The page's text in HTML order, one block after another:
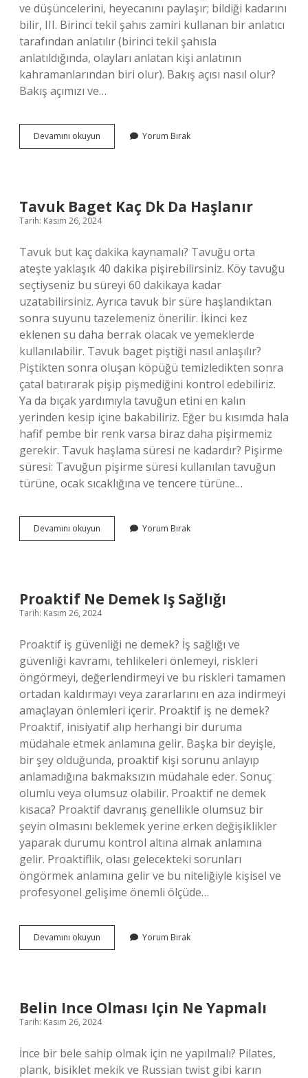
ve düşüncelerini, heyecanını paylaşır; bildiği kadarını
bilir, III. Birinci tekil şahıs zamiri kullanan bir anlatıcı
tarafından anlatılır (birinci tekil şahısla
anlatıldığında, olayları anlatan kişi anlatının
kahramanlarından biri olur). Bakış açısı nasıl olur?
Bakış açımızı ve…
Devamını okuyun Metinde
Bakış
Yorum Bırak
Tavuk Baget Kaç Dk Da Haşlanır
Tarih: Kasım 26, 2024
Tavuk but kaç dakika kaynamalı? Tavuğu orta
ateşte yaklaşık 40 dakika pişirebilirsiniz. Köy tavuğu
seçtiyseniz bu süreyi 60 dakikaya kadar
uzatabilirsiniz. Ayrıca tavuk bir süre haşlandıktan
sonra suyunu tazelemeniz önerilir. İkinci kez
eklenen su daha berrak olacak ve yemeklerde
kullanılabilir. Tavuk baget piştiği nasıl anlaşılır?
Piştikten sonra oluşan köpüğü temizledikten sonra
çatal batırarak pişip pişmediğini kontrol edebiliriz.
Ya da bıçak yardımıyla tavuğun etini en kalın
yerinden kesip içine bakabiliriz. Eğer bu kısımda hala
hafif pembe bir renk varsa biraz daha pişirmemiz
gerekir. Tavuk haşlama süresi ne kadardır? Pişirme
süresi: Tavuğun pişirme süresi kullanılan tavuğun
türüne, ocak sıcaklığına ve tencere türüne…
Devamını okuyun
Baget
Yorum Bırak
Proaktif Ne Demek Iş Sağlığı
Tarih: Kasım 26, 2024
Proaktif iş güvenliği ne demek? İş sağlığı ve
güvenliği kavramı, tehlikeleri önlemeyi, riskleri
öngörmeyi, değerlendirmeyi ve bu riskleri tamamen
ortadan kaldırmayı veya zararlarını en aza indirmeyi
amaçlayan önlemleri içerir. Proaktif iş ne demek?
Proaktif, inisiyatif alıp herhangi bir duruma
müdahale etmek anlamına gelir. Başka bir deyişle,
bir şey olduğunda, proaktif kişi sorunu anlayıp
anlamadığına bakmaksızın müdahale eder. Sonuç
olumlu veya olumsuz olabilir. Proaktif ne demek
kısaca? Proaktif davranış genellikle olumsuz bir
şeyin olmasını beklemek yerine erken değişiklikler
yaparak durumu kontrol altına almak anlamına
gelir. Proaktiflik, olası gelecekteki sorunları
öngörmek anlamına gelir ve bu niteliğiyle kişisel ve
profesyonel gelişime önemli ölçüde…
Devamını okuyun
Ne
Yorum Bırak
Belin Ince Olması Için Ne Yapmalı
Tarih: Kasım 26, 2024
İnce bir bele sahip olmak için ne yapılmalı? Pilates,
plank, bisiklet mekik ve Russian twist gibi karın